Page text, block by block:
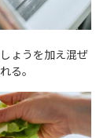
ょうを加え混ぜ
る。